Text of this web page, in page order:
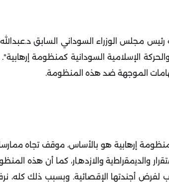
مجلس الوزراء السوداني السابق
الإسلامية السودانية كمنظومة
الموجهة ضد هذه المنظومة.
إرهابية هو ﺑﺎﻷﺳﺎس، ﻣوﻗف ﺗﺟﺎه
واﻟدﯾﻣﻘراطﯾﺔ واﻻزدھﺎر، كما أن هذه
لفرض أجندتها الإقصائية. وبسبب ذلك كله،